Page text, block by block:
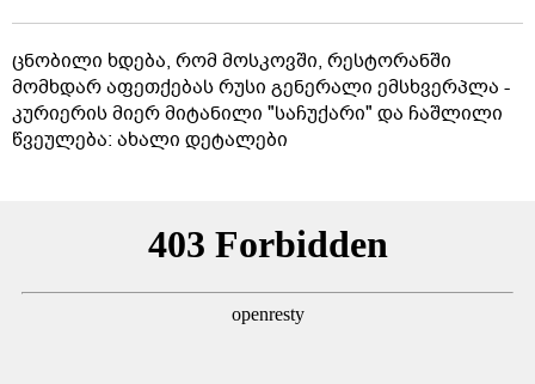
ცნობილი ხდება, რომ მოსკოვში, რესტორანში
მომხდარ აფეთქებას რუსი გენერალი ემსხვერპლა -
კურიერის მიერ მიტანილი "საჩუქარი" და ჩაშლილი
წვეულება: ახალი დეტალები